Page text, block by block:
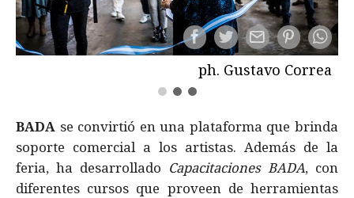
ph. Gustavo Correa
BADA se convirtió en una plataforma que brinda
soporte comercial a los artistas. Además de la
feria, ha desarrollado Capacitaciones BADA, con
diferentes cursos que proveen de herramientas